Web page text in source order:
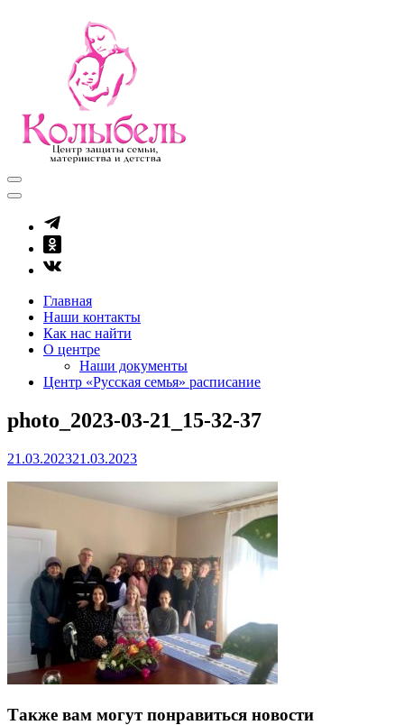
Главная
Наши контакты
Как нас найти
О центре
Наши документы
Центр «Русская семья» расписание
photo_2023-03-21_15-32-37
21.03.202321.03.2023
Также вам могут понравиться новости